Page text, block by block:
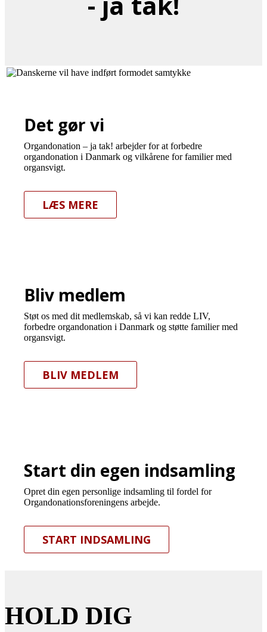
Det gør vi
Organdonation – ja tak! arbejder for at forbedre
organdonation i Danmark og vilkårene for familier med
organsvigt.
LÆS MERE
Bliv medlem
Støt os med dit medlemskab, så vi kan redde LIV,
forbedre organdonation i Danmark og støtte familier med
organsvigt.
BLIV MEDLEM
Start din egen indsamling
Opret din egen personlige indsamling til fordel for
Organdonationsforeningens arbejde.
START INDSAMLING
HOLD DIG